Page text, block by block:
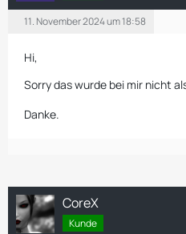
11. November 2024 um 18:58
Hi,
Sorry das wurde bei mir nicht
Danke.
CoreX
Kunde